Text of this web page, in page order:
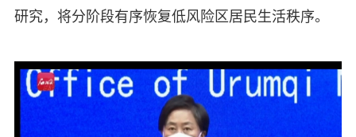
研究，将分阶段有序恢复低风险区居民生活秩序。